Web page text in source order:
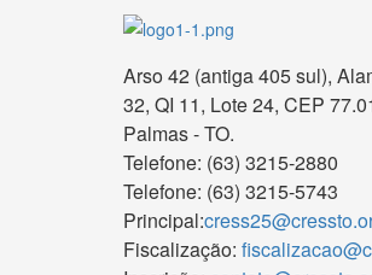
Arso 42 (antiga 405 sul),
32, QI 11, Lote 24, CEP
Palmas - TO.
Telefone: (63) 3215-2880
Telefone: (63) 3215-5743
Principal:
Fiscalização: